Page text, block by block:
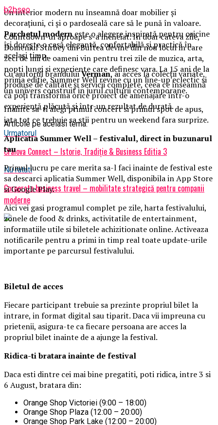
Un interior modern nu înseamnă doar mobilier și
decorațiuni, ci și o pardoseală care să le pună în valoare.
Parchetul moderneste o alegere inspirată pentru oricine
își dorește o casă elegantă, confortabilă și practică în
același timp.
Cu ajutorul branduluiVerman, ai acces la colecții variate,
produse de calitate și servicii complete, ceea ce înseamnă
că poți transforma orice proiect de amenajare într-o
experiență plăcută și într-un rezultat de durată.
Articole pe aceiasi tema:
Urmatorul
Craiova Connect – Istorie, Tradiție & Business Editia 3
Nu ratati
Corporate business travel – mobilitate strategică pentru companii
moderne
b2bseo
Countdown-ul aproape s-a incheiat. In doar cateva zile,
Domeniul Stirbey din Buftea devine din nou locul in care
zeci de mii de oameni vin pentru trei zile de muzica, arta,
nopti lungi si experiente care definesc vara. La 15 ani de la
prima editie, Summer Well revine cu un line-up eclectic si
un univers construit in jurul culturii contemporane.
Inainte sa-ti alegi primul concert si primul spot de apus,
iata tot ce trebuie sa stii pentru un weekend fara surprize.
Aplicatia Summer Well– festivalul, direct in buzunarul
tau
Primul lucru pe care merita sa-l faci inainte de festival este
sa descarci aplicatia Summer Well, disponibila in App Store
si Google Play.
Aici vei gasi programul complet pe zile, harta festivalului,
zonele de food & drinks, activitatile de entertainment,
informatiile utile si biletele achizitionate online. Activeaza
notificarile pentru a primi in timp real toate update-urile
importante pe parcursul festivalului.
Biletul de acces
Fiecare participant trebuie sa prezinte propriul bilet la
intrare, in format digital sau tiparit. Daca vii impreuna cu
prietenii, asigura-te ca fiecare persoana are acces la
propriul bilet inainte de a ajunge la festival.
Ridica-ti bratarainainte de festival
Daca esti dintre cei mai bine pregatiti, poti ridica, intre 3 si
6 August, bratara din:
Orange Shop Victoriei (9:00 – 18:00)
Orange Shop Plaza (12:00 – 20:00)
Orange Shop Park Lake (12:00 – 20:00)